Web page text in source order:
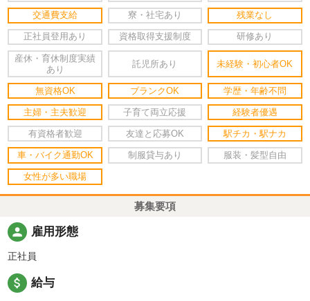
交通費支給 寮・社宅あり 残業なし
正社員登用あり 資格取得支援制度 研修あり
産休・育休制度実績
あり
託児所あり 未経験・初心者OK
無資格OK ブランクOK 学歴・年齢不問
主婦・主夫歓迎 子育て両立応援 経験者優遇
有資格者歓迎 友達と応募OK 駅チカ・駅ナカ
車・バイク通勤OK 制服貸与あり 服装・髪型自由
女性が多い職場
募集要項
person 雇用形態
正社員
attach_money 給与